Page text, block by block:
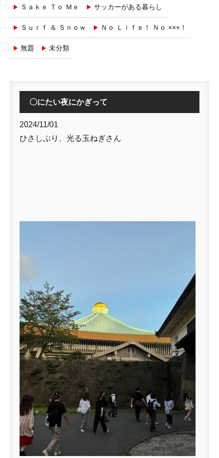
Ｓａｋｅ Ｔｏ Ｍｅ サッカーがある暮らし
Ｓｕｒｆ ＆ Ｓｎｏｗ Ｎｏ Ｌｉｆｅ！ Ｎｏ ×××！
無題 未分類
〇にたい夜にかぎって
2024/11/01
ひさしぶり、光る玉ねぎさん